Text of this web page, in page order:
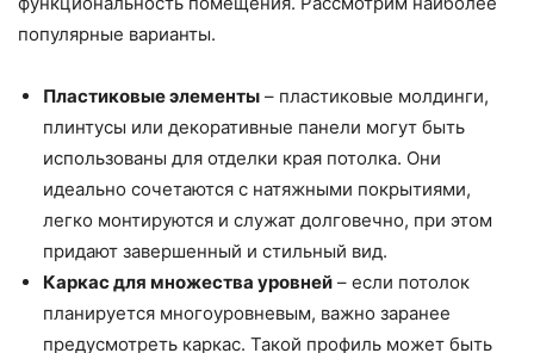
популярные варианты.
Пластиковые элементы – пластиковые молдинги,
плинтусы или декоративные панели могут быть
использованы для отделки края потолка. Они
идеально сочетаются с натяжными покрытиями,
легко монтируются и служат долговечно, при этом
придают завершенный и стильный вид.
Каркас для множества уровней – если потолок
планируется многоуровневым, важно заранее
предусмотреть каркас. Такой профиль может быть